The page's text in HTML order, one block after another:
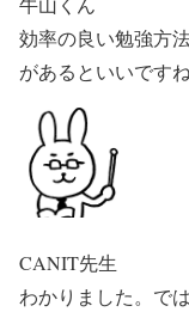
効率の良い勉強方
があるといいですね
CANIT先生
わかりました。で